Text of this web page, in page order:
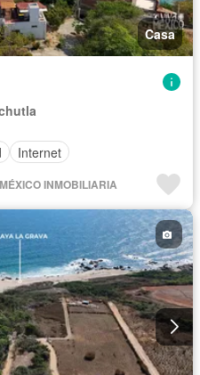
Casa
Internet
INMOBILIARIA